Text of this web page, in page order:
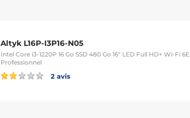
Altyk L16P-I3P16-N05
Intel Core i3-1220P 16 Go SSD 480 Go 16" LED Full HD+ Wi-Fi
Professionnel
2 avis